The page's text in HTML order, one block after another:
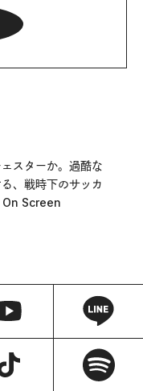
スターか。過酷な
、戦時下のサッカ
On Screen